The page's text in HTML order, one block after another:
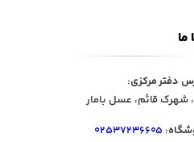
دفتر مرکزی:
شهرک قائم، عسل بامار
۰۲۵۳۷۲۳۶۶۰۵